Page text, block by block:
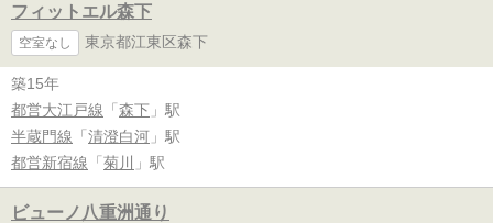
フィットエル森下
空室なし 東京都江東区森下
築15年
都営大江戸線 「 森下 」駅
半蔵門線 「 清澄白河 」駅
都営新宿線 「 菊川 」駅
ビューノ八重洲通り